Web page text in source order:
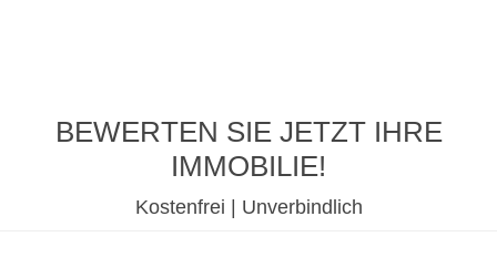
BEWERTEN SIE JETZT IHRE
IMMOBILIE!
Kostenfrei | Unverbindlich